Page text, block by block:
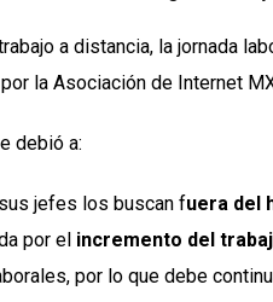
a distancia, la jornada
la Asociación de Internet
debió a:
jefes los buscan fuera del
por el incremento del
por lo que debe